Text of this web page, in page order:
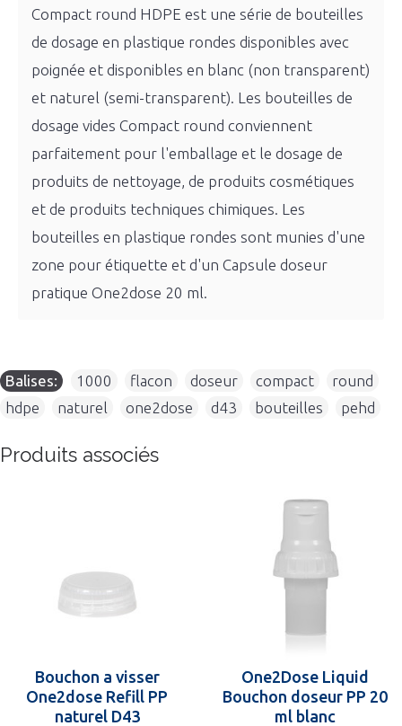
Compact round HDPE est une série de bouteilles
de dosage en plastique rondes disponibles avec
poignée et disponibles en blanc (non transparent)
et naturel (semi-transparent). Les bouteilles de
dosage vides Compact round conviennent
parfaitement pour l'emballage et le dosage de
produits de nettoyage, de produits cosmétiques
et de produits techniques chimiques. Les
bouteilles en plastique rondes sont munies d'une
zone pour étiquette et d'un Capsule doseur
pratique One2dose 20 ml.
Balises: 1000 flacon doseur compact round
hdpe
naturel one2dose d43 bouteilles pehd
Produits associés
Bouchon a visser
One2dose Refill PP
naturel D43
One2Dose Liquid
Bouchon doseur PP 20
ml blanc